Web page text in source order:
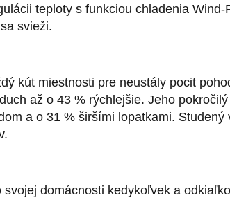
teploty s funkciou chladenia
svieži.
kút miestnosti pre neustály pocit
až o 43 % rýchlejšie. Jeho
a o 31 % širšími lopatkami.
svojej domácnosti kedykoľvek a